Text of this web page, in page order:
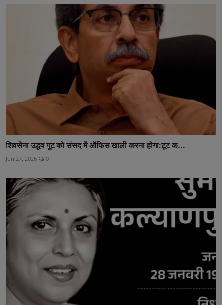
शिवसेना उद्धव गुट को संसद में ऑफिस खाली करना होगा:टूट क...
Jun 27, 2026 0